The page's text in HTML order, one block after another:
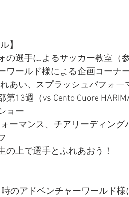
】
の選手によるサッカー教室（
ワールド様による企画コーナ
、スプラッシュパフォーマ
第13週（vs Cento Cuore
ョー
ンス、チアリーディングパ
の上で選手とふれあおう！
時のアドベンチャーワールド様